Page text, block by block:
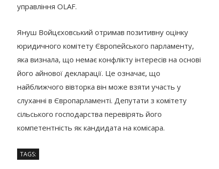
управління OLAF.
Януш Войцєховський отримав позитивну оцінку
юридичного комітету Європейського парламенту,
яка визнала, що немає конфлікту інтересів на основі
його айнової декларації. Це означає, що
найближчого вівторка він може взяти участь у
слуханні в Європарламенті. Депутати з комітету
сільського господарства перевірять його
компетентність як кандидата на комісара.
TAGS: